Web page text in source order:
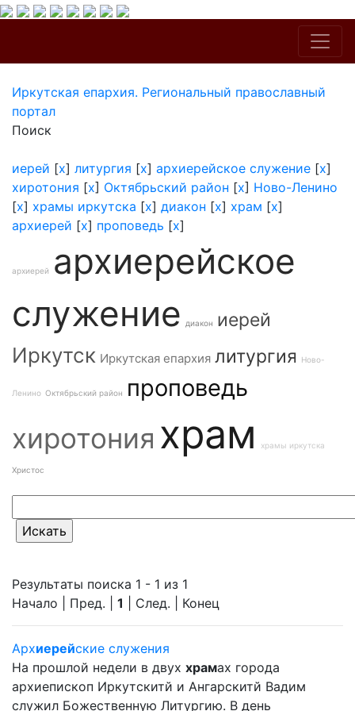
Иркутская епархия. Региональный православный
портал
Поиск
иерей [x] литургия [x] архиерейское служение [x]
хиротония [x] Октябрьский район [x] Ново-Ленино
[x] храмы иркутска [x] диакон [x] храм [x]
архиерей [x] проповедь [x]
архиерей
архиерейское
служение
диакон иерей
Иркутск Иркутская епархия литургия Ново-
Ленино Октябрьский район проповедь
хиротония храм храмы иркутска
Христос
Результаты поиска 1 - 1 из 1
Начало | Пред. | 1 | След. | Конец
Архиерейские служения
На прошлой недели в двух храмах города
архиепископ Иркутскитй и Ангарскитй Вадим
служил Божественную Литургию. В день